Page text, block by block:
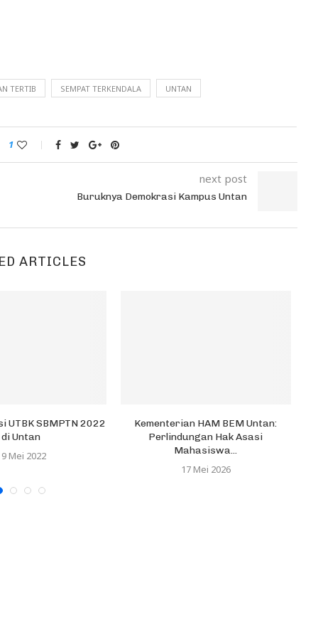
TERTIB SEMPAT TERKENDALA UNTAN
1
next post
Buruknya Demokrasi Kampus Untan
ARTICLES
UTBK SBMPTN 2022
di Untan
Mei 2022
Kementerian HAM BEM Untan:
Perlindungan Hak Asasi
Mahasiswa...
17 Mei 2026